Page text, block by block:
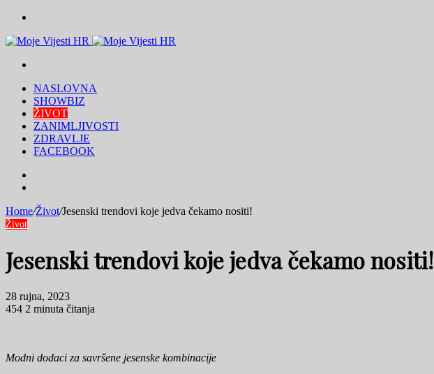
NASLOVNA
SHOWBIZ
ŽIVOT
ZANIMLJIVOSTI
ZDRAVLJE
FACEBOOK
Home/Život/Jesenski trendovi koje jedva čekamo nositi!
Život
Jesenski trendovi koje jedva čekamo nositi!
28 rujna, 2023
454 2 minuta čitanja
Modni dodaci za savršene jesenske kombinacije